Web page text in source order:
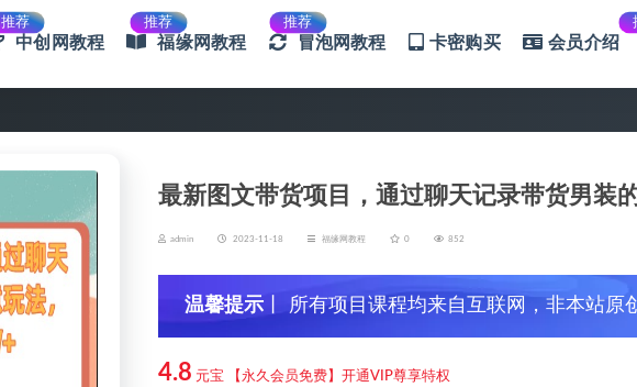
推荐
中创网教程
推荐
福缘网教程
推荐
冒泡网教程 卡密购买 会员介绍
最新图文带货项目，通过聊天记录带货男装
admin 2023-11-18 福缘网教程 0 852
温馨提示 丨 所有项目课程均来自互联网，非本站
信，谨防上当受骗！
4.8 元宝 【永久会员免费】开通VIP尊享特权